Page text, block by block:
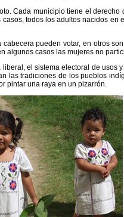
Cada municipio tiene el
todos los adultos nacidos en
pueden votar, en otros
algunos casos las mujeres no
el sistema electoral de usos
las tradiciones de los pueblos
pintar una raya en un pizarrón.